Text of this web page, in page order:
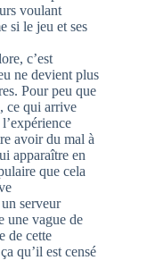
voulant
si le jeu et ses
c’est
ne devient plus
Pour peu que
ce qui arrive
avoir du mal à
apparaître en
que cela
serveur
une vague de
de cette
qu’il est censé